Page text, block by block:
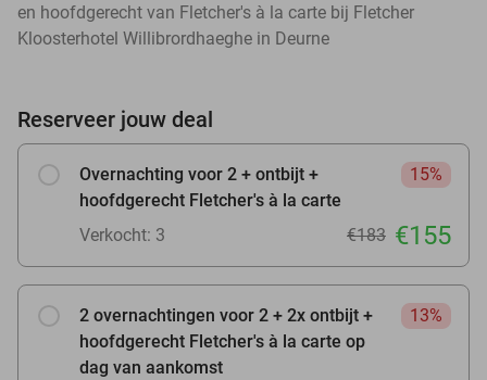
en hoofdgerecht van Fletcher's à la carte bij Fletcher
Kloosterhotel Willibrordhaeghe in Deurne
Reserveer jouw deal
Overnachting voor 2 + ontbijt +
hoofdgerecht Fletcher's à la carte
15%
Verkocht: 3 €183 €155
2 overnachtingen voor 2 + 2x ontbijt +
hoofdgerecht Fletcher's à la carte op
dag van aankomst
13%